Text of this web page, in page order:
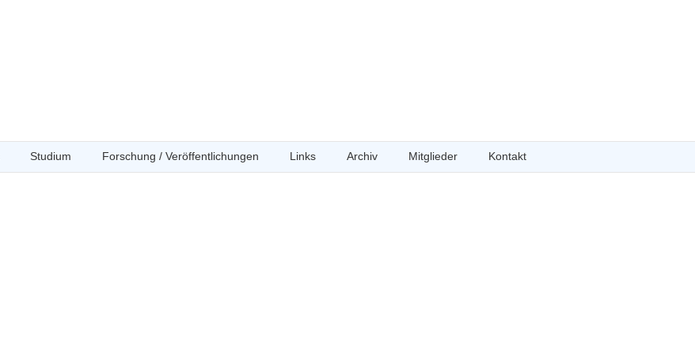
Studium Forschung / Veröffentlichungen Links Archiv Mitglieder Kontakt